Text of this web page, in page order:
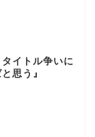
イトル争いに
思う』